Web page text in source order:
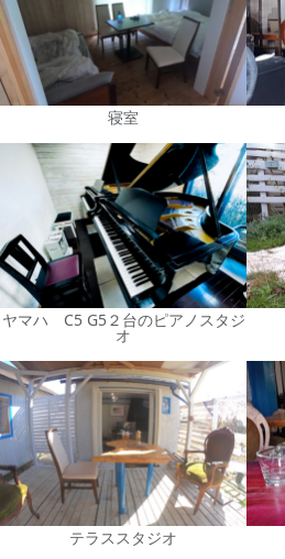
寝室
ヤマハ C5 G5２台のピアノスタジ
オ
テラススタジオ